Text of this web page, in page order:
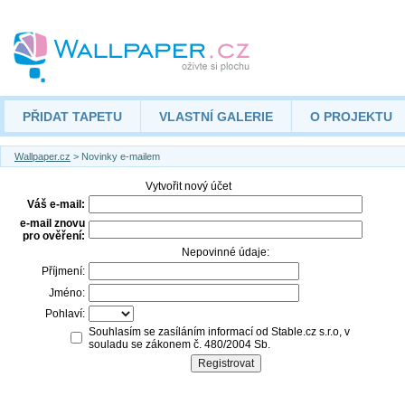
PŘIDAT TAPETU VLASTNÍ GALERIE O PROJEKTU
Wallpaper.cz > Novinky e-mailem